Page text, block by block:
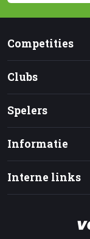
Competities
Clubs
Spelers
Informatie
Interne links